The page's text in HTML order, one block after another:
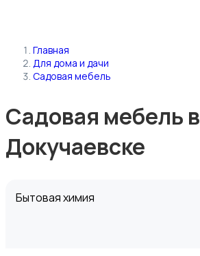
Главная
Для дома и дачи
Садовая мебель
Садовая мебель в
Докучаевске
Бытовая химия